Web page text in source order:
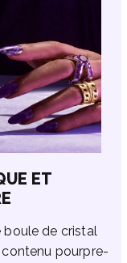
ET
boule de cristal
pourpre-